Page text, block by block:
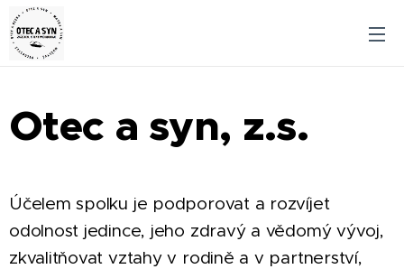
Otec a syn, z.s.
Účelem spolku je podporovat a rozvíjet
odolnost jedince, jeho zdravý a vědomý vývoj,
zkvalitňovat vztahy v rodině a v partnerství,